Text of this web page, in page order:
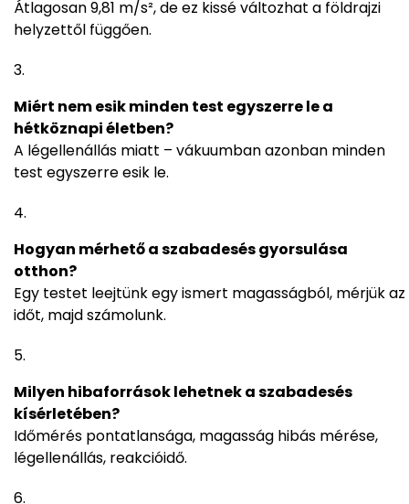
Átlagosan 9,81 m/s², de ez kissé változhat a földrajzi
helyzettől függően.
Miért nem esik minden test egyszerre le a
hétköznapi életben?
A légellenállás miatt – vákuumban azonban minden
test egyszerre esik le.
Hogyan mérhető a szabadesés gyorsulása
otthon?
Egy testet leejtünk egy ismert magasságból, mérjük az
időt, majd számolunk.
Milyen hibaforrások lehetnek a szabadesés
kísérletében?
Időmérés pontatlansága, magasság hibás mérése,
légellenállás, reakcióidő.